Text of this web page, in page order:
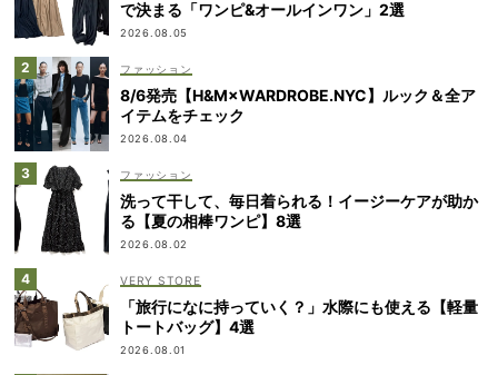
で決まる「ワンピ&オールインワン」2選
2026.08.05
ファッション
8/6発売【H&M×WARDROBE.NYC】ルック＆全ア
イテムをチェック
2026.08.04
ファッション
洗って干して、毎日着られる！イージーケアが助か
る【夏の相棒ワンピ】8選
2026.08.02
VERY STORE
「旅行になに持っていく？」水際にも使える【軽量
トートバッグ】4選
2026.08.01